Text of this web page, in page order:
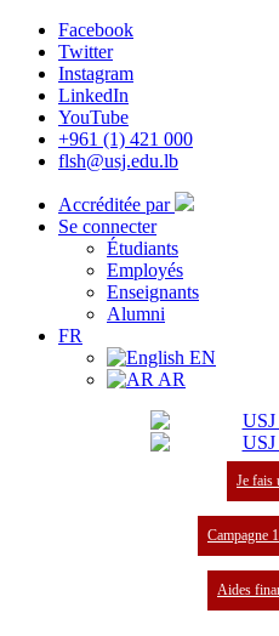
Facebook
Twitter
Instagram
LinkedIn
YouTube
+961 (1) 421 000
flsh@usj.edu.lb
Accréditée par
Se connecter
Étudiants
Employés
Enseignants
Alumni
FR
EN
AR
Je fais
Campagne
Aides